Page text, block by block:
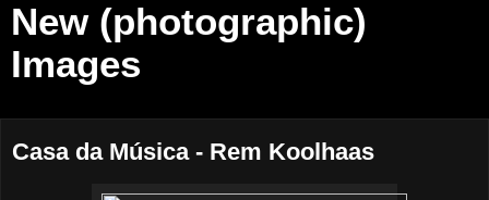
New (photographic)
Images
Casa da Música - Rem Koolhaas